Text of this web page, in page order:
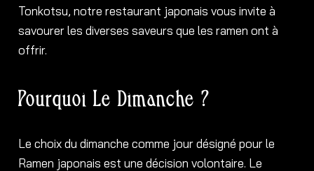
Tonkotsu, notre restaurant japonais vous invite à
savourer les diverses saveurs que les ramen ont à
offrir.
Pourquoi Le Dimanche ?
Le choix du dimanche comme jour désigné pour le
Ramen japonais est une décision volontaire. Le